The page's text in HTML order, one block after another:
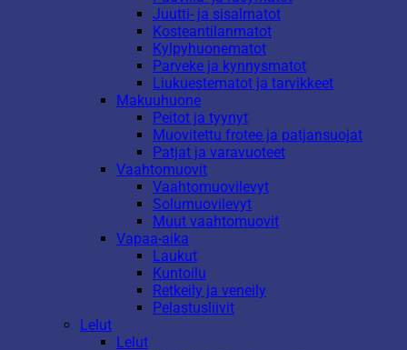
Juutti- ja sisalmatot
Kosteantilanmatot
Kylpyhuonematot
Parveke ja kynnysmatot
Liukuestematot ja tarvikkeet
Makuuhuone
Peitot ja tyynyt
Muovitettu frotee ja patjansuojat
Patjat ja varavuoteet
Vaahtomuovit
Vaahtomuovilevyt
Solumuovilevyt
Muut vaahtomuovit
Vapaa-aika
Laukut
Kuntoilu
Retkeily ja veneily
Pelastusliivit
Lelut
Lelut